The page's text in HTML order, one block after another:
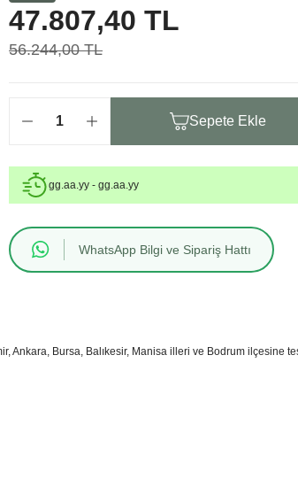
47.807,40 TL
56.244,00 TL
Sepete Ekle
gg.aa.yy - gg.aa.yy
WhatsApp Bilgi ve Sipariş Hattı
Bursa, Balıkesir, Manisa illeri ve Bodrum ilçesine